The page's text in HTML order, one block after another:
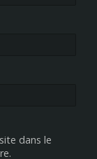
dans le